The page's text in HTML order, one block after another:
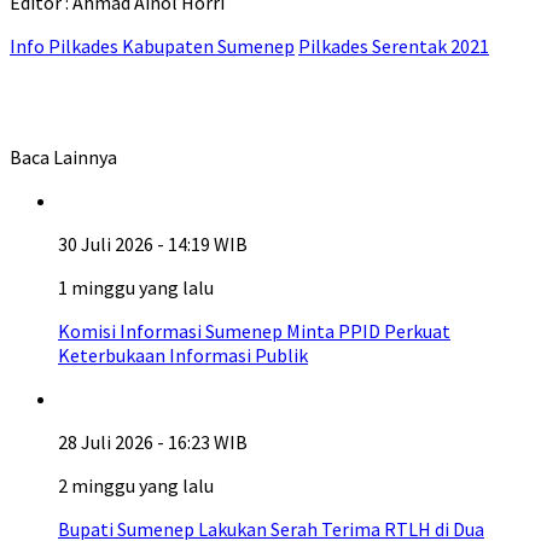
Info Pilkades Kabupaten Sumenep Pilkades Serentak 2021
Baca Lainnya
30 Juli 2026 - 14:19 WIB
1 minggu yang lalu
Komisi Informasi Sumenep Minta PPID Perkuat
Keterbukaan Informasi Publik
28 Juli 2026 - 16:23 WIB
2 minggu yang lalu
Bupati Sumenep Lakukan Serah Terima RTLH di Dua